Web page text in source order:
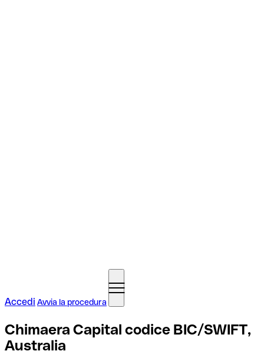
Accedi Avvia la procedura
Chimaera Capital codice BIC/SWIFT,
Australia